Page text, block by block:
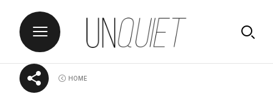
Skip
UNQUIET
HOME